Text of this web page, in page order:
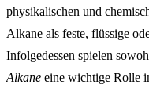
physikalischen und
Alkane als feste, flüssige
Infolgedessen spielen
Alkane eine wichtige Rolle